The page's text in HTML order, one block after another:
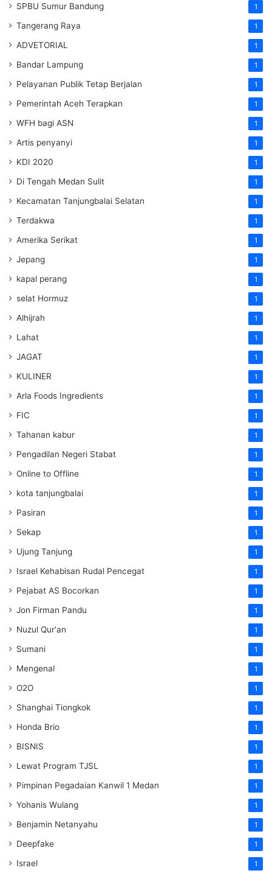
SPBU Sumur Bandung 1
Tangerang Raya 1
ADVETORIAL 1
Bandar Lampung 1
Pelayanan Publik Tetap Berjalan 1
Pemerintah Aceh Terapkan 1
WFH bagi ASN 1
Artis penyanyi 1
KDI 2020 1
Di Tengah Medan Sulit 1
Kecamatan Tanjungbalai Selatan 1
Terdakwa 1
Amerika Serikat 1
Jepang 1
kapal perang 1
selat Hormuz 1
Alhijrah 1
Lahat 1
JAGAT 1
KULINER 1
Arla Foods Ingredients 1
FIC 1
Tahanan kabur 1
Pengadilan Negeri Stabat 1
Online to Offline 1
kota tanjungbalai 1
Pasiran 1
Sekap 1
Ujung Tanjung 1
Israel Kehabisan Rudal Pencegat 1
Pejabat AS Bocorkan 1
Jon Firman Pandu 1
Nuzul Qur'an 1
Sumani 1
Mengenal 1
O2O 1
Shanghai Tiongkok 1
Honda Brio 1
BISNIS 1
Lewat Program TJSL 1
Pimpinan Pegadaian Kanwil 1 Medan 1
Yohanis Wulang 1
Benjamin Netanyahu 1
Deepfake 1
Israel 1